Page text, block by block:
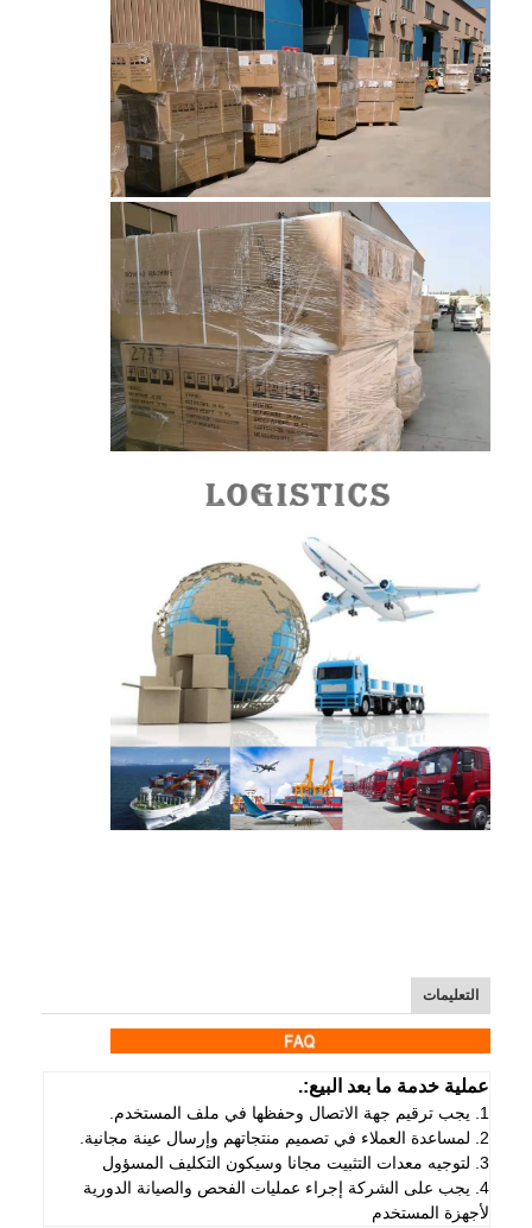
التعليمات
عملية خدمة ما بعد البيع:.
1. يجب ترقيم جهة الاتصال وحفظها في ملف المستخدم.
2. لمساعدة العملاء في تصميم منتجاتهم وإرسال عينة مجانية.
3. لتوجيه معدات التثبيت مجانا وسيكون التكليف المسؤول
4. يجب على الشركة إجراء عمليات الفحص والصيانة الدورية
لأجهزة المستخدم